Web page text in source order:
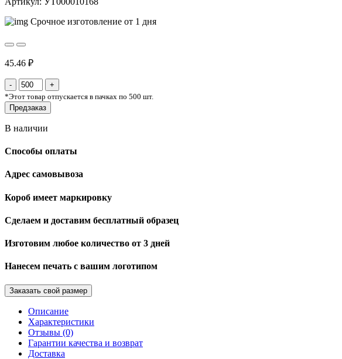
Срочное изготовление от 1 дня
45.46 ₽
*Этот товар отпускается в пачках по 500 шт.
Предзаказ
В наличии
Способы оплаты
Адрес самовывоза
Короб имеет маркировку
Сделаем и доставим бесплатный образец
Изготовим любое количество от 3 дней
Нанесем печать с вашим логотипом
Заказать свой размер
Описание
Характеристики
Отзывы (0)
Гарантии качества и возврат
Доставка